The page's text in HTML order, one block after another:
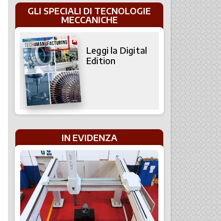
GLI SPECIALI DI TECNOLOGIE
MECCANICHE
Leggi la Digital
Edition
IN EVIDENZA